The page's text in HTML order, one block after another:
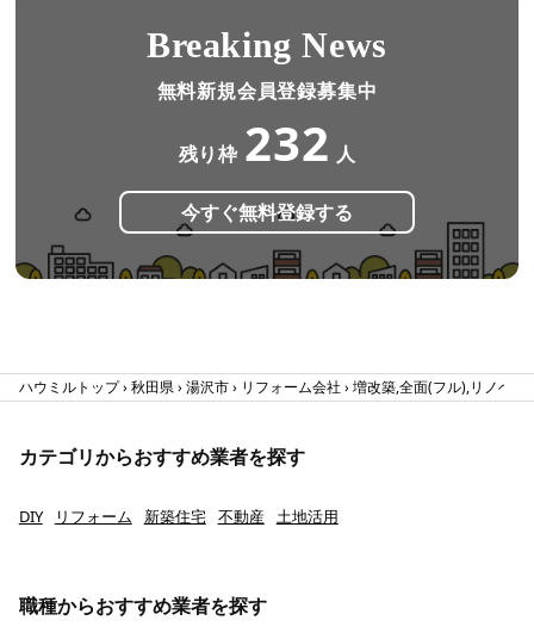
Breaking News
無料新規会員登録募集中
残り枠 232 人
今すぐ無料登録する
ハウミルトップ 秋田県 湯沢市 リフォーム会社 増改築,全面(フル),リノベー
カテゴリからおすすめ業者を探す
DIY リフォーム 新築住宅 不動産 土地活用
職種からおすすめ業者を探す